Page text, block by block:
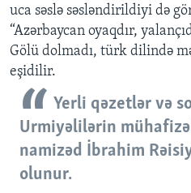
uca səslə səsləndirildiyi də
“Azərbaycan oyaqdır,
Gölü dolmadı, türk dilində
eşidilir.
Yerli qəzetlər və
Urmiyəlilərin
namizəd İbrahim
olunur.